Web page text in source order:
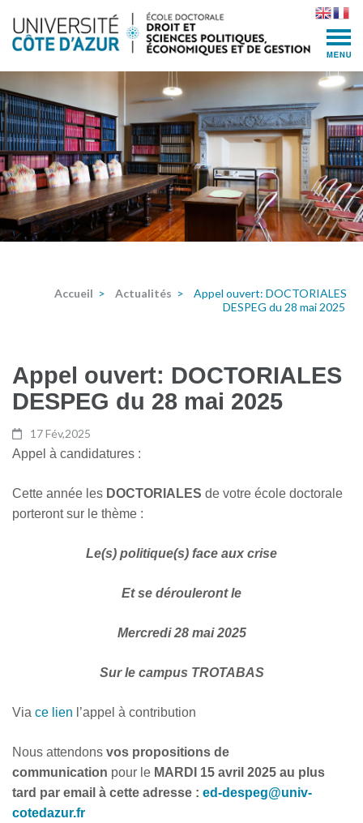
content
(Press
Enter)
Accueil > Actualités >
Appel ouvert: DOCTORIALES
DESPEG du 28 mai 2025
Appel ouvert: DOCTORIALES
DESPEG du 28 mai 2025
17 Fév,2025
Appel à candidatures :
Cette année les DOCTORIALES de votre école doctorale
porteront sur le thème :
Le(s) politique(s) face aux crise
Et se dérouleront le
Mercredi 28 mai 2025
Sur le campus TROTABAS
Via ce lien l’appel à contribution
Nous attendons vos propositions de
communication pour le MARDI 15 avril 2025 au plus
tard par email à cette adresse : ed-despeg@univ-
cotedazur.fr